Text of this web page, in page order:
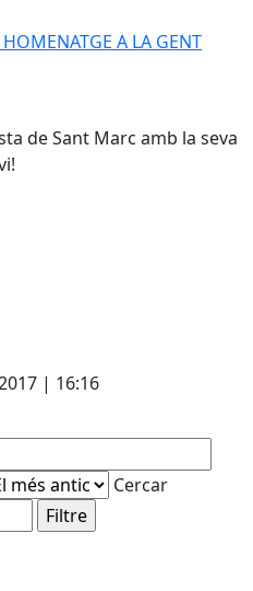
A LA GENT GRAN
A LA GENT
de Sant Marc amb la seva
| 16:16
Cercar